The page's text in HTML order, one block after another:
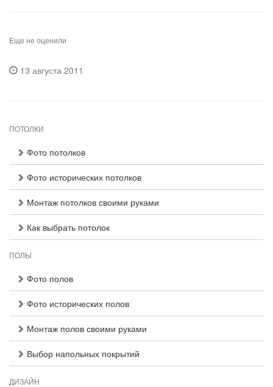
Еще не оценили
13 августа 2011
ПОТОЛКИ
Фото потолков
Фото исторических потолков
Монтаж потолков своими руками
Как выбрать потолок
ПОЛЫ
Фото полов
Фото исторических полов
Монтаж полов своими руками
Выбор напольных покрытий
ДИЗАЙН